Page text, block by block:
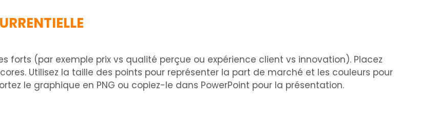
forts (par exemple prix vs qualité perçue ou expérience client vs innovation). Placez
Utilisez la taille des points pour représenter la part de marché et les couleurs pour
le graphique en PNG ou copiez-le dans PowerPoint pour la présentation.